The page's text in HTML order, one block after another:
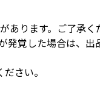
ります。ご了承く
覚した場合は、
さい。